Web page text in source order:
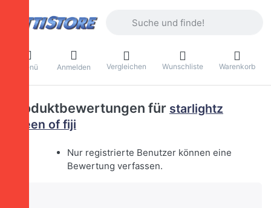
Menü Anmelden Vergleichen Wunschliste Warenkorb
Produktbewertungen für starlightz
queen of fiji
Nur registrierte Benutzer können eine
Bewertung verfassen.